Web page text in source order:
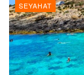
SEYAHAT